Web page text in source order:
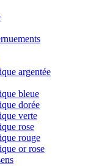
argentée
bleue
dorée
verte
rose
rouge
or rose